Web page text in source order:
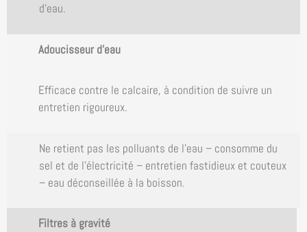
d’eau.
Adoucisseur d’eau
Efficace contre le calcaire, à condition de suivre un
entretien rigoureux.
Ne retient pas les polluants de l’eau – consomme du
sel et de l’électricité – entretien fastidieux et couteux
– eau déconseillée à la boisson.
Filtres à gravité